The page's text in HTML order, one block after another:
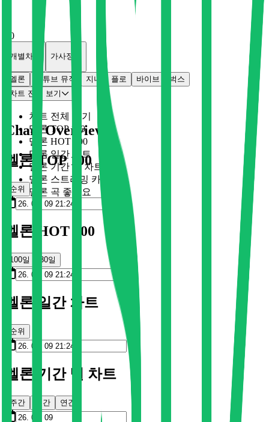
0
개별차트 가사정보
멜론 유튜브 뮤직 지니 플로 바이브
벅스
차트 전체 보기
차트 전체 보기
멜론 TOP 100
멜론 HOT 100
멜론 일간 차트
멜론 기간 별 차트
멜론 스트리밍 카드
멜론 곡 좋아요
Chart Overview
멜론 TOP 100
순위
멜론 HOT 100
100일 30일
멜론 일간 차트
순위
멜론 기간 별 차트
주간 월간 연간